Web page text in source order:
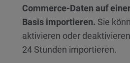
Commerce-Daten auf
Basis importieren. Sie
aktivieren oder
24 Stunden importieren.